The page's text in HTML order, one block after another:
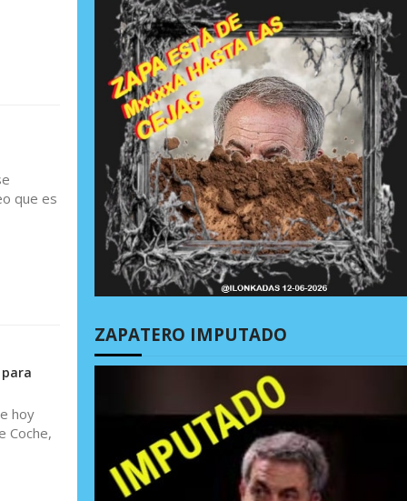
que es
hoy
Coche,
ZAPATERO IMPUTADO